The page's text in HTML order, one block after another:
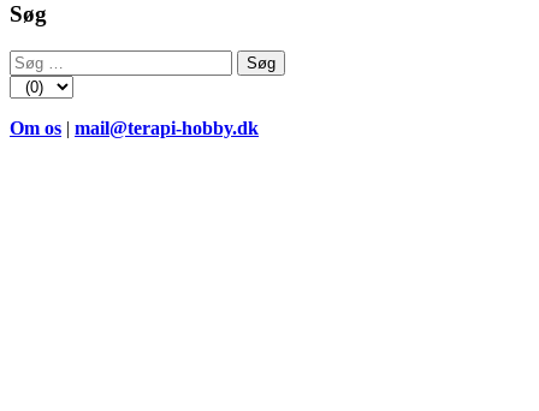
Søg
Søg
efter:
Om os | mail@terapi-hobby.dk